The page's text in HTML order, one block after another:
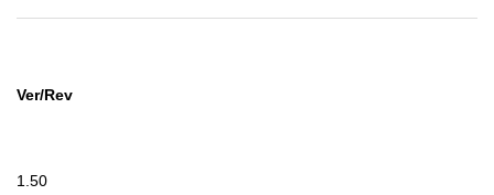
Ver/Rev
1.50